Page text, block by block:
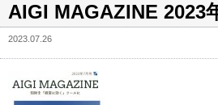
AIGI MAGAZINE 2023
2023.07.26